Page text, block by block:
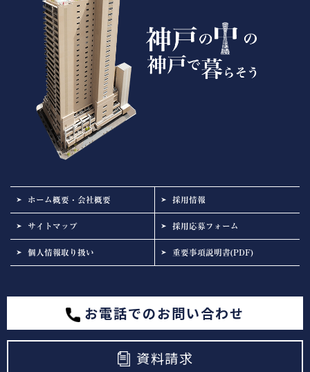
ホーム概要・会社概要 採用情報
サイトマップ 採用応募フォーム
個人情報取り扱い 重要事項説明書(PDF)
お電話でのお問い合わせ
資料請求